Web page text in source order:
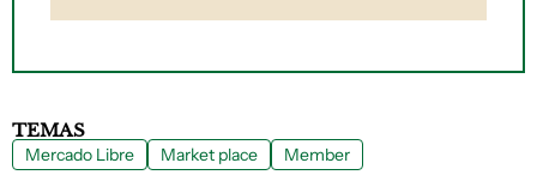
TEMAS
Mercado Libre Market place Member